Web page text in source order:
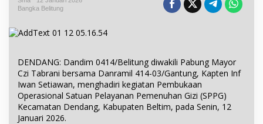
Bangka Belitung
DENDANG: Dandim 0414/Belitung diwakili Pabung Mayor
Czi Tabrani bersama Danramil 414-03/Gantung, Kapten Inf
Iwan Setiawan, menghadiri kegiatan Pembukaan
Operasional Satuan Pelayanan Pemenuhan Gizi (SPPG)
Kecamatan Dendang, Kabupaten Beltim, pada Senin, 12
Januari 2026.